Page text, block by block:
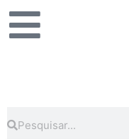
para